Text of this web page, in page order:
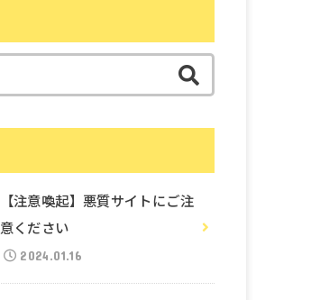
索:
【注意喚起】悪質サイトにご注
意ください
2024.01.16